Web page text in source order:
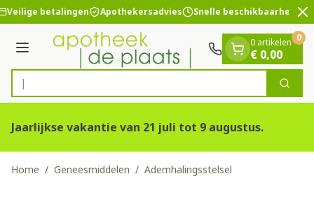
Ga naar de inhoud
2 van 2
Veilige betalingen Apothekersadvies Snelle beschikbaarheid
Menu
Product, merk, categorie...
Vind sne Zoek
0 artikelen
€ 0,00
0
Jaarlijkse vakantie van 21 juli tot 9 augustus.
Home / Geneesmiddelen / Ademhalingsstelsel